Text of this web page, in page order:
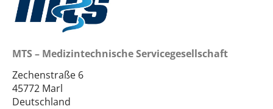
MTS – Medizintechnische Servicegesellschaft
Zechenstraße 6
45772 Marl
Deutschland